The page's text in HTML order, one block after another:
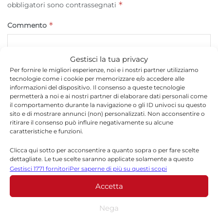
Gestisci la tua privacy
Per fornire le migliori esperienze, noi e i nostri partner utilizziamo
tecnologie come i cookie per memorizzare e/o accedere alle
informazioni del dispositivo. Il consenso a queste tecnologie
permetterà a noi e ai nostri partner di elaborare dati personali come
il comportamento durante la navigazione o gli ID univoci su questo
sito e di mostrare annunci (non) personalizzati. Non acconsentire o
ritirare il consenso può influire negativamente su alcune
caratteristiche e funzioni.
Clicca qui sotto per acconsentire a quanto sopra o per fare scelte
dettagliate. Le tue scelte saranno applicate solamente a questo
sito. È possibile modificare le impostazioni in qualsiasi momento,
compreso il ritiro del consenso, utilizzando i pulsanti della Cookie
Policy o cliccando sul pulsante di gestione del consenso nella parte
inferiore dello schermo.
Gestisci 1771 fornitoriPer saperne di più su questi scopi
Accetta
Nega
obbligatori sono contrassegnati *
Commento *